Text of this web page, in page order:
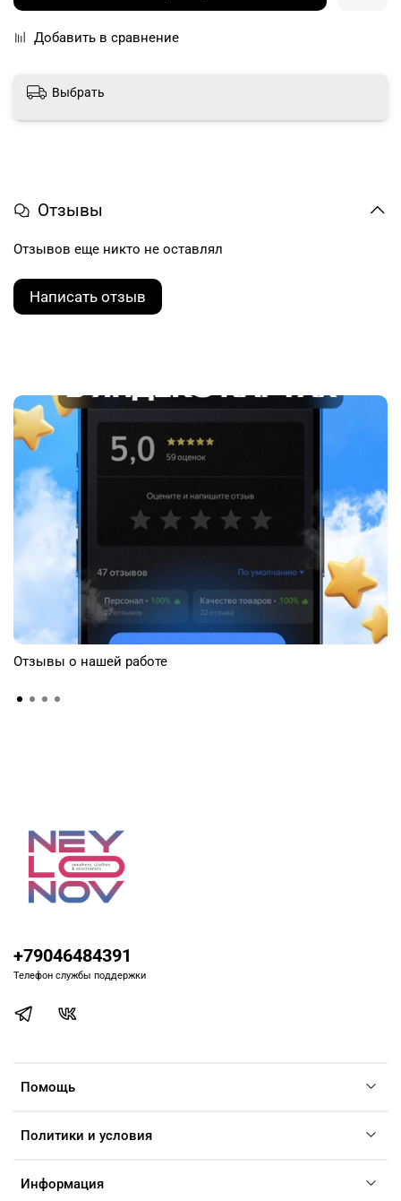
Добавить в сравнение
Выбрать
Отзывы
Отзывов еще никто не оставлял
Написать отзыв
Отзывы о нашей работе
Помощь
Политики и условия
Информация
+79046484391
Телефон службы поддержки